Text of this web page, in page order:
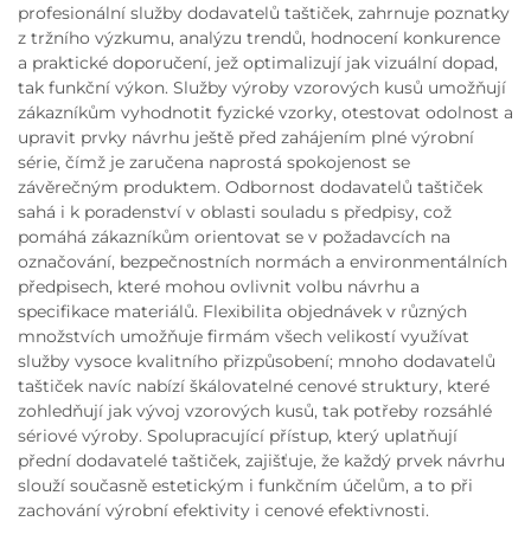
profesionální služby dodavatelů taštiček, zahrnuje poznatky
z tržního výzkumu, analýzu trendů, hodnocení konkurence
a praktické doporučení, jež optimalizují jak vizuální dopad,
tak funkční výkon. Služby výroby vzorových kusů umožňují
zákazníkům vyhodnotit fyzické vzorky, otestovat odolnost a
upravit prvky návrhu ještě před zahájením plné výrobní
série, čímž je zaručena naprostá spokojenost se
závěrečným produktem. Odbornost dodavatelů taštiček
sahá i k poradenství v oblasti souladu s předpisy, což
pomáhá zákazníkům orientovat se v požadavcích na
označování, bezpečnostních normách a environmentálních
předpisech, které mohou ovlivnit volbu návrhu a
specifikace materiálů. Flexibilita objednávek v různých
množstvích umožňuje firmám všech velikostí využívat
služby vysoce kvalitního přizpůsobení; mnoho dodavatelů
taštiček navíc nabízí škálovatelné cenové struktury, které
zohledňují jak vývoj vzorových kusů, tak potřeby rozsáhlé
sériové výroby. Spolupracující přístup, který uplatňují
přední dodavatelé taštiček, zajišťuje, že každý prvek návrhu
slouží současně estetickým i funkčním účelům, a to při
zachování výrobní efektivity i cenové efektivnosti.